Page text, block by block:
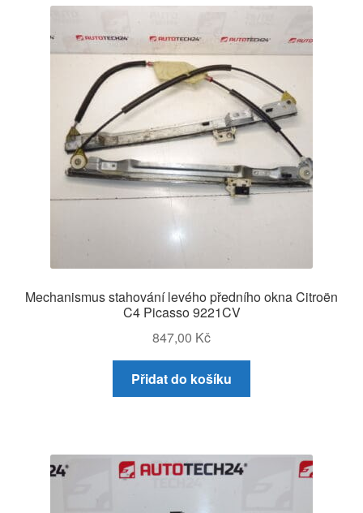
Mechanismus stahování levého předního okna Citroën
C4 Picasso 9221CV
847,00 Kč
Přidat do košíku